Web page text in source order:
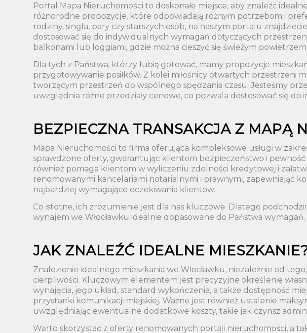
Portal Mapa Nieruchomości to doskonałe miejsce, aby znaleźć
różnorodne propozycje, które odpowiadają różnym potrzebom i
rodziny, singla, pary czy starszych osób, na naszym portalu
dostosować się do indywidualnych wymagań dotyczących
balkonami lub loggiami, gdzie można cieszyć się świeżym
Dla tych z Państwa, którzy lubią gotować, mamy propozycje
przygotowywanie posiłków. Z kolei miłośnicy otwartych przestrzeni
tworzącym przestrzeń do wspólnego spędzania czasu. Jesteśmy
uwzględnia różne przedziały cenowe, co pozwala dostosować się
BEZPIECZNA TRANSAKCJA Z MAPĄ
Mapa Nieruchomości to firma oferująca kompleksowe usługi w
sprawdzone oferty, gwarantując klientom bezpieczeństwo i
również pomaga klientom w wyliczeniu zdolności kredytowej i
renomowanymi kancelariami notarialnymi i prawnymi, zapewniając
najbardziej wymagające oczekiwania klientów.
Co istotne, ich zrozumienie jest dla nas kluczowe. Dlatego
wynajem we Włocławku idealnie dopasowane do Państwa wymagań.
JAK ZNALEŹĆ IDEALNE
Znalezienie idealnego mieszkania we Włocławku, niezależnie od
cierpliwości. Kluczowym elementem jest precyzyjne określenie
wynajęcia, jego układ, standard wykończenia, a także dostępność
przystanki komunikacji miejskiej. Ważne jest również ustalenie
uwzględniając ewentualne dodatkowe koszty, takie jak czynsz
Warto skorzystać z oferty renomowanych portali nieruchomości, a